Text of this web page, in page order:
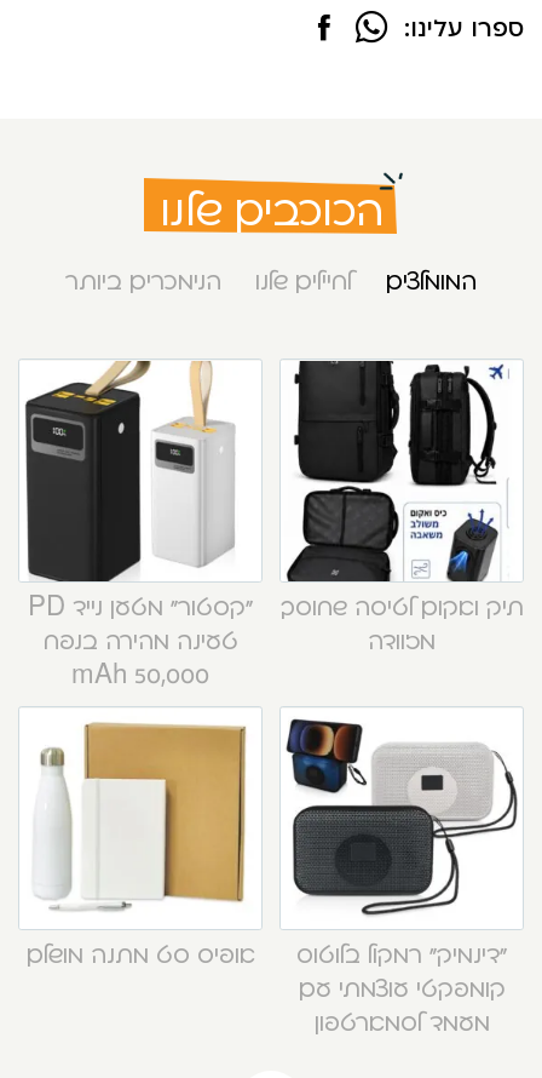
ספרו עלינו:
הכוכבים שלנו
המומלצים לחיילים שלנו הנימכרים ביותר
תיק ואקום לטיסה שחוסך
מזוודה
“קסטור” מטען נייד PD
טעינה מהירה בנפח
50,000 mAh
“דינמיק” רמקול בלוטוס
קומפקטי עוצמתי עם
מעמד לסמארטפון
אופיס סט מתנה מושלם